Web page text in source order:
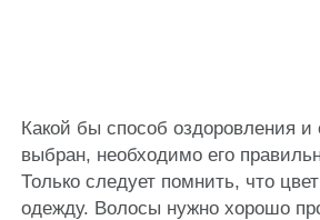
Какой бы способ оздоровления и
выбран, необходимо его
Только следует помнить, что
одежду. Волосы нужно хорошо